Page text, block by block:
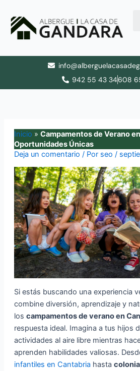
contenido
942 55 43 34608
Inicio » Campamentos de Verano
Oportunidades Únicas
Deja un comentario / Por seo /
Si estás buscando una experiencia
combine diversión, aprendizaje y
los campamentos de verano en
respuesta ideal. Imagina a tus hijos
actividades al aire libre mientras
aprenden habilidades valiosas.
infantiles en Cantabria hasta